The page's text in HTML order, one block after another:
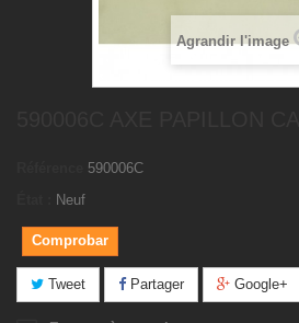
Agrandir l'image
590006C
Neuf
Comprobar
Tweet Partager Google+